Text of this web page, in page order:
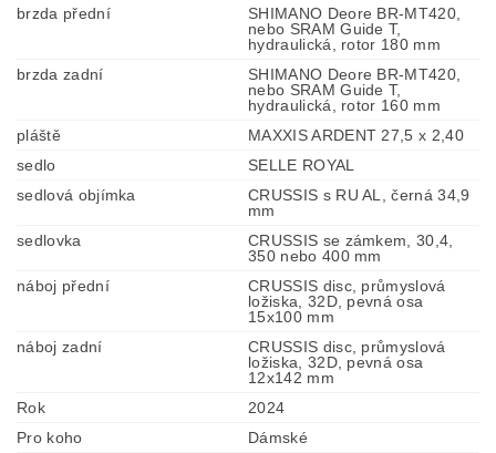
brzda přední
SHIMANO Deore BR-MT420,
nebo SRAM Guide T,
hydraulická, rotor 180 mm
brzda zadní
SHIMANO Deore BR-MT420,
nebo SRAM Guide T,
hydraulická, rotor 160 mm
pláště
MAXXIS ARDENT 27,5 x 2,40
sedlo
SELLE ROYAL
sedlová objímka
CRUSSIS s RU AL, černá 34,9
mm
sedlovka
CRUSSIS se zámkem, 30,4,
350 nebo 400 mm
náboj přední
CRUSSIS disc, průmyslová
ložiska, 32D, pevná osa
15x100 mm
náboj zadní
CRUSSIS disc, průmyslová
ložiska, 32D, pevná osa
12x142 mm
Rok
2024
Pro koho
Dámské